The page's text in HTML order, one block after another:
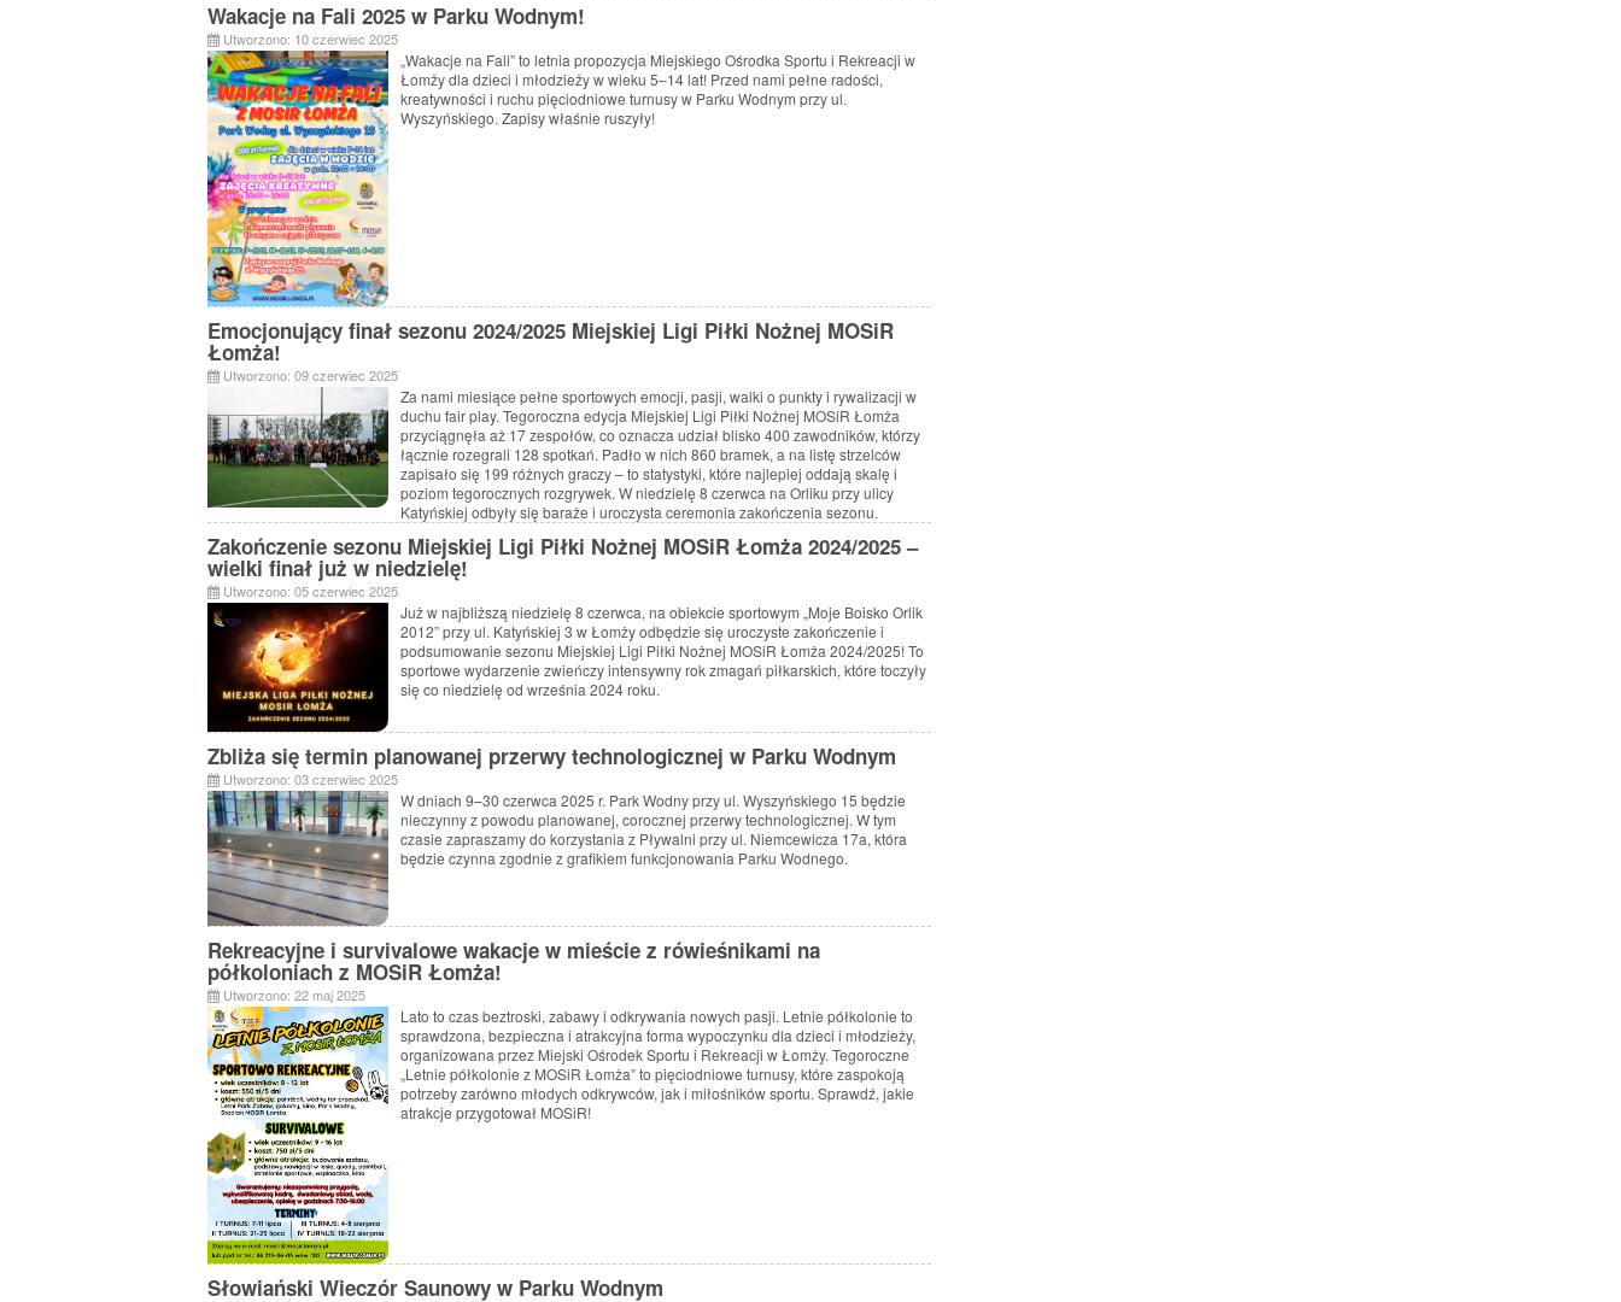
Wakacje na Fali 2025 w Parku Wodnym!
Utworzono: 10 czerwiec 2025
„Wakacje na Fali” to letnia propozycja Miejskiego Ośrodka Sportu i Rekreacji w
Łomży dla dzieci i młodzieży w wieku 5–14 lat! Przed nami pełne radości,
kreatywności i ruchu pięciodniowe turnusy w Parku Wodnym przy ul.
Wyszyńskiego. Zapisy właśnie ruszyły!
Emocjonujący finał sezonu 2024/2025 Miejskiej Ligi Piłki Nożnej MOSiR
Łomża!
Utworzono: 09 czerwiec 2025
Za nami miesiące pełne sportowych emocji, pasji, walki o punkty i rywalizacji w
duchu fair play. Tegoroczna edycja Miejskiej Ligi Piłki Nożnej MOSiR Łomża
przyciągnęła aż 17 zespołów, co oznacza udział blisko 400 zawodników, którzy
łącznie rozegrali 128 spotkań. Padło w nich 860 bramek, a na listę strzelców
zapisało się 199 różnych graczy – to statystyki, które najlepiej oddają skalę i
poziom tegorocznych rozgrywek. W niedzielę 8 czerwca na Orliku przy ulicy
Katyńskiej odbyły się baraże i uroczysta ceremonia zakończenia sezonu.
Zakończenie sezonu Miejskiej Ligi Piłki Nożnej MOSiR Łomża 2024/2025 –
wielki finał już w niedzielę!
Utworzono: 05 czerwiec 2025
Już w najbliższą niedzielę 8 czerwca, na obiekcie sportowym „Moje Boisko Orlik
2012” przy ul. Katyńskiej 3 w Łomży odbędzie się uroczyste zakończenie i
podsumowanie sezonu Miejskiej Ligi Piłki Nożnej MOSiR Łomża 2024/2025! To
sportowe wydarzenie zwieńczy intensywny rok zmagań piłkarskich, które toczyły
się co niedzielę od września 2024 roku.
Zbliża się termin planowanej przerwy technologicznej w Parku Wodnym
Utworzono: 03 czerwiec 2025
W dniach 9–30 czerwca 2025 r. Park Wodny przy ul. Wyszyńskiego 15 będzie
nieczynny z powodu planowanej, corocznej przerwy technologicznej. W tym
czasie zapraszamy do korzystania z Pływalni przy ul. Niemcewicza 17a, która
będzie czynna zgodnie z grafikiem funkcjonowania Parku Wodnego.
Rekreacyjne i survivalowe wakacje w mieście z rówieśnikami na
półkoloniach z MOSiR Łomża!
Utworzono: 22 maj 2025
Lato to czas beztroski, zabawy i odkrywania nowych pasji. Letnie półkolonie to
sprawdzona, bezpieczna i atrakcyjna forma wypoczynku dla dzieci i młodzieży,
organizowana przez Miejski Ośrodek Sportu i Rekreacji w Łomży. Tegoroczne
„Letnie półkolonie z MOSiR Łomża” to pięciodniowe turnusy, które zaspokoją
potrzeby zarówno młodych odkrywców, jak i miłośników sportu. Sprawdź, jakie
atrakcje przygotował MOSiR!
Słowiański Wieczór Saunowy w Parku Wodnym